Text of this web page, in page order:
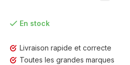
En stock
Livraison rapide et correcte
Toutes les grandes marques